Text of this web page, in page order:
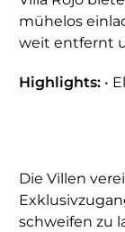
mühelos
weit entfernt
Highlights: •
Die Villen
schweifen zu